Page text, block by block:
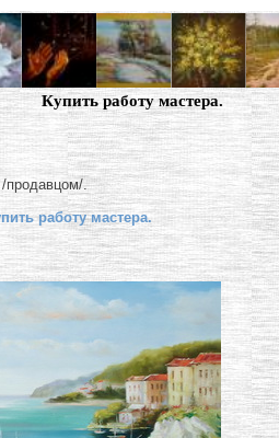
Купить работу мастера.
продавцом/.
работу мастера.